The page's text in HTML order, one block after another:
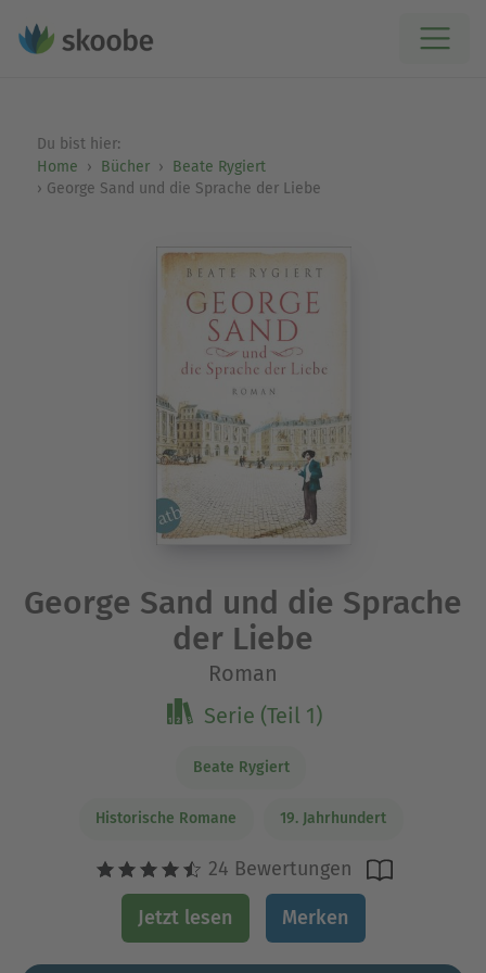
Du bist hier:
Home
Bücher
Beate Rygiert
George Sand und die Sprache der Liebe
George Sand und die Sprache
der Liebe
Roman
Serie (Teil 1)
Beate Rygiert
Historische Romane 19. Jahrhundert
24 Bewertungen
Jetzt lesen Merken